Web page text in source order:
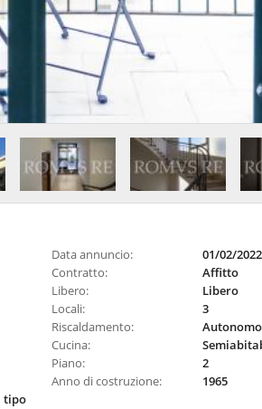
Data annuncio:
01/02/2022
Contratto:
Affitto
Libero:
Libero
Locali:
3
Riscaldamento:
Autonomo
Cucina:
Piano:
2
Anno di costruzione:
1965
tipo